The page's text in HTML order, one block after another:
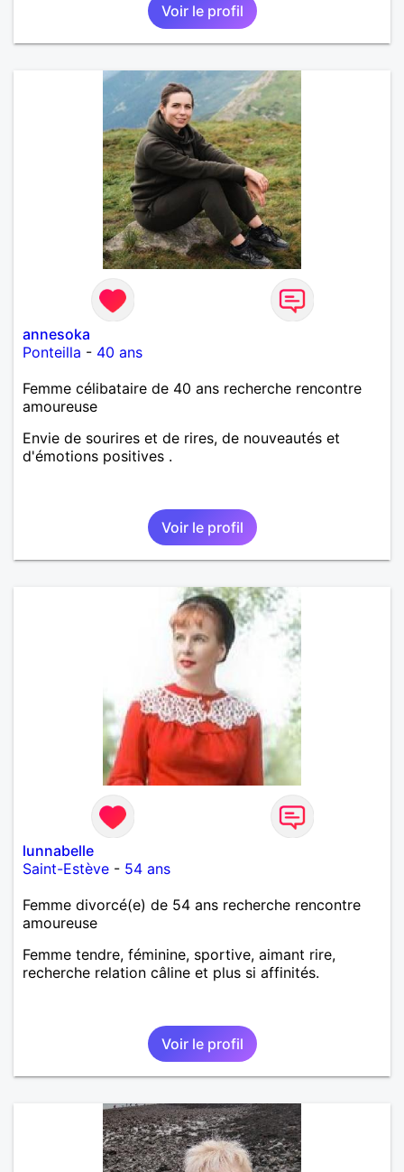
Voir le profil
annesoka
Ponteilla - 40 ans
Femme célibataire de 40 ans recherche rencontre
amoureuse
Envie de sourires et de rires, de nouveautés et
d'émotions positives .
Voir le profil
lunnabelle
Saint-Estève - 54 ans
Femme divorcé(e) de 54 ans recherche rencontre
amoureuse
Femme tendre, féminine, sportive, aimant rire,
recherche relation câline et plus si affinités.
Voir le profil